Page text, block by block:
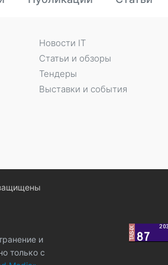
Новости IT
Статьи и обзоры
Тендеры
Выставки и события
и
только с